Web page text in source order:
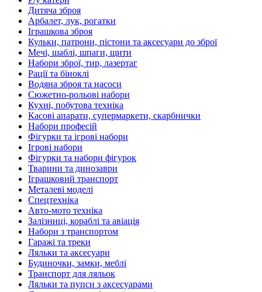
Дитяча зброя
Арбалет, лук, рогатки
Іграшкова зброя
Кульки, патрони, пістони та аксесуари до зброї
Мечі, шаблі, шпаги, щити
Набори зброї, тир, лазертаг
Рації та біноклі
Водяна зброя та насоси
Сюжетно-рольові набори
Кухні, побутова техніка
Касові апарати, супермаркети, скарбнички
Набори професій
Фігурки та ігрові набори
Ігрові набори
Фігурки та набори фігурок
Тварини та динозаври
Іграшковий транспорт
Металеві моделі
Спецтехніка
Авто-мото техніка
Залізниці, кораблі та авіація
Набори з транспортом
Гаражі та треки
Ляльки та аксесуари
Будиночки, замки, меблі
Транспорт для ляльок
Ляльки та пупси з аксесуарами